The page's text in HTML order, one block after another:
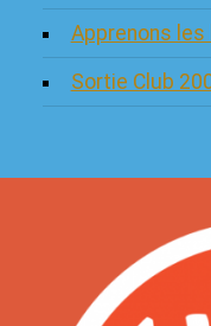
Apprenons
Sortie Club